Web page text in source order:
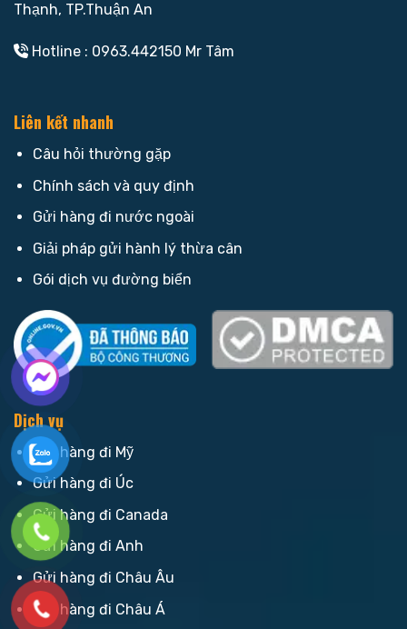
Thạnh, TP.Thuận An
Hotline : 0963.442150 Mr Tâm
Liên kết nhanh
Câu hỏi thường gặp
Chính sách và quy định
Gửi hàng đi nước ngoài
Giải pháp gửi hành lý thừa cân
Gói dịch vụ đường biển
Dịch vụ
Gửi hàng đi Mỹ
Gửi hàng đi Úc
Gửi hàng đi Canada
Gửi hàng đi Anh
Gửi hàng đi Châu Âu
Gửi hàng đi Châu Á